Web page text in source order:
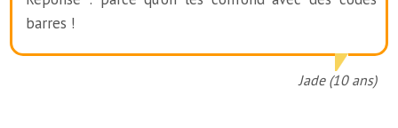
barres !
Jade (10 ans)